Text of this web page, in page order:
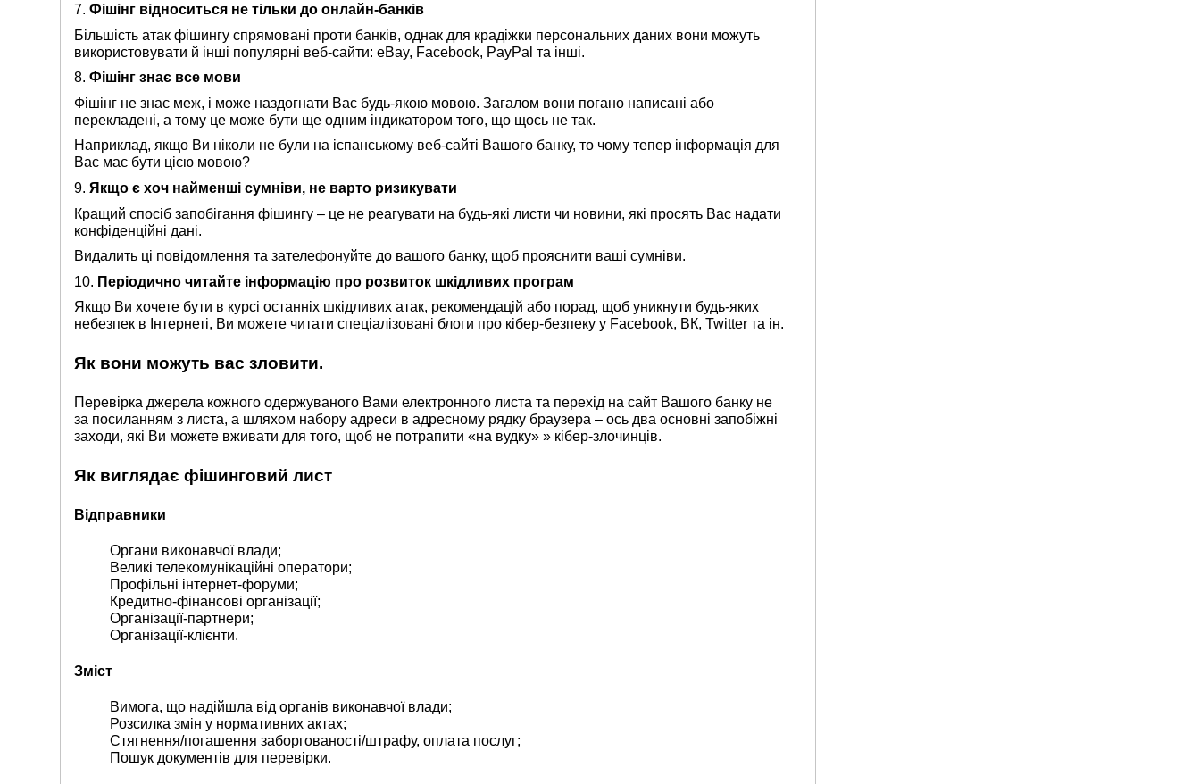
7.Фішінг відноситься не тільки до онлайн-банків
Більшість атак фішингу спрямовані проти банків, однак для крадіжки персональних даних вони можуть
використовувати й інші популярні веб-сайти: eBay, Facebook, PayPal та інші.
8.Фішінг знає все мови
Фішінг не знає меж, і може наздогнати Вас будь-якою мовою. Загалом вони погано написані або
перекладені, а тому це може бути ще одним індикатором того, що щось не так.
Наприклад, якщо Ви ніколи не були на іспанському веб-сайті Вашого банку, то чому тепер інформація для
Вас має бути цією мовою?
9.Якщо є хоч найменші сумніви, не варто ризикувати
Кращий спосіб запобігання фішингу – це не реагувати на будь-які листи чи новини, які просять Вас надати
конфіденційні дані.
Видалить ці повідомлення та зателефонуйте до вашого банку, щоб прояснити ваші сумніви.
10. Періодично читайте інформацію про розвиток шкідливих програм
Якщо Ви хочете бути в курсі останніх шкідливих атак, рекомендацій або порад, щоб уникнути будь-яких
небезпек в Інтернеті, Ви можете читати спеціалізовані блоги про кібер-безпеку у Facebook, ВК, Twitter та ін.
Як вони можуть вас зловити.
Перевірка джерела кожного одержуваного Вами електронного листа та перехід на сайт Вашого банку не
за посиланням з листа, а шляхом набору адреси в адресному рядку браузера – ось два основні запобіжні
заходи, які Ви можете вживати для того, щоб не потрапити «на вудку» » кібер-злочинців.
Як виглядає фішинговий лист
Відправники
Органи виконавчої влади;
Великі телекомунікаційні оператори;
Профільні інтернет-форуми;
Кредитно-фінансові організації;
Організації-партнери;
Організації-клієнти.
Зміст
Вимога, що надійшла від органів виконавчої влади;
Розсилка змін у нормативних актах;
Стягнення/погашення заборгованості/штрафу, оплата послуг;
Пошук документів для перевірки.